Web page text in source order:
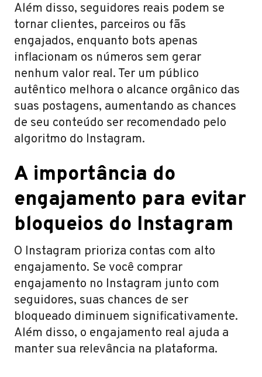
Além disso, seguidores reais podem se
tornar clientes, parceiros ou fãs
engajados, enquanto bots apenas
inflacionam os números sem gerar
nenhum valor real. Ter um público
autêntico melhora o alcance orgânico das
suas postagens, aumentando as chances
de seu conteúdo ser recomendado pelo
algoritmo do Instagram.
A importância do
engajamento para evitar
bloqueios do Instagram
O Instagram prioriza contas com alto
engajamento. Se você comprar
engajamento no Instagram junto com
seguidores, suas chances de ser
bloqueado diminuem significativamente.
Além disso, o engajamento real ajuda a
manter sua relevância na plataforma.